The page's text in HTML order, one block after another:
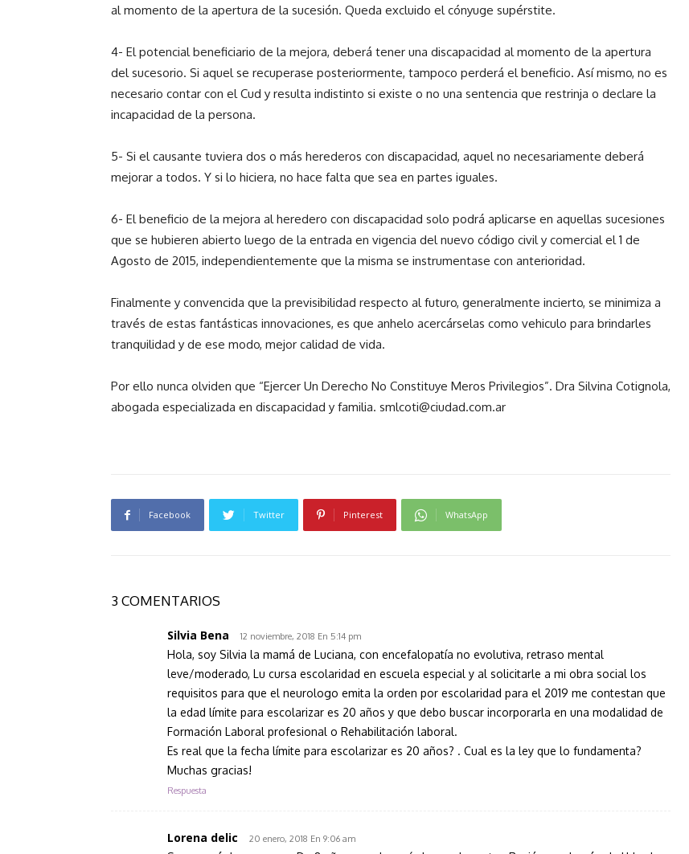
al momento de la apertura de la sucesión. Queda excluido el cónyuge supérstite.
4- El potencial beneficiario de la mejora, deberá tener una discapacidad al momento de la apertura
del sucesorio. Si aquel se recuperase posteriormente, tampoco perderá el beneficio. Así mismo, no es
necesario contar con el Cud y resulta indistinto si existe o no una sentencia que restrinja o declare la
incapacidad de la persona.
5- Si el causante tuviera dos o más herederos con discapacidad, aquel no necesariamente deberá
mejorar a todos. Y si lo hiciera, no hace falta que sea en partes iguales.
6- El beneficio de la mejora al heredero con discapacidad solo podrá aplicarse en aquellas sucesiones
que se hubieren abierto luego de la entrada en vigencia del nuevo código civil y comercial el 1 de
Agosto de 2015, independientemente que la misma se instrumentase con anterioridad.
Finalmente y convencida que la previsibilidad respecto al futuro, generalmente incierto, se minimiza a
través de estas fantásticas innovaciones, es que anhelo acercárselas como vehiculo para brindarles
tranquilidad y de ese modo, mejor calidad de vida.
Por ello nunca olviden que “Ejercer Un Derecho No Constituye Meros Privilegios”. Dra Silvina Cotignola,
abogada especializada en discapacidad y familia. smlcoti@ciudad.com.ar
Facebook Twitter Pinterest WhatsApp
3 COMENTARIOS
Silvia Bena 12 noviembre, 2018 En 5:14 pm
Hola, soy Silvia la mamá de Luciana, con encefalopatía no evolutiva, retraso mental
leve/moderado, Lu cursa escolaridad en escuela especial y al solicitarle a mi obra social los
requisitos para que el neurologo emita la orden por escolaridad para el 2019 me contestan que
la edad límite para escolarizar es 20 años y que debo buscar incorporarla en una modalidad de
Formación Laboral profesional o Rehabilitación laboral.
Es real que la fecha límite para escolarizar es 20 años? . Cual es la ley que lo fundamenta?
Muchas gracias!
Respuesta
Lorena delic 20 enero, 2018 En 9:06 am